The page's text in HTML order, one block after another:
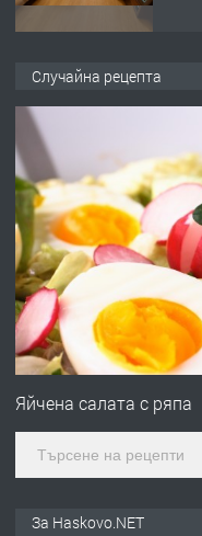
ПРЕДЛАГА
ПРЕДЛАГА
Случайна рецепта
Яйчена салата с ряпа
За Haskovo.NET